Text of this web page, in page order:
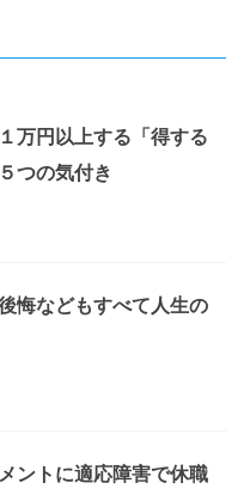
万円以上する「得する
つの気付き
悔などもすべて人生の
ントに適応障害で休職